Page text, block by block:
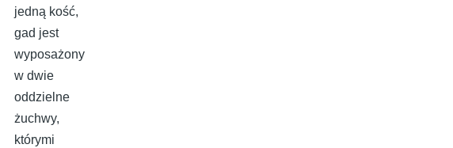
jedną kość,
gad jest
wyposażony
w dwie
oddzielne
żuchwy,
którymi